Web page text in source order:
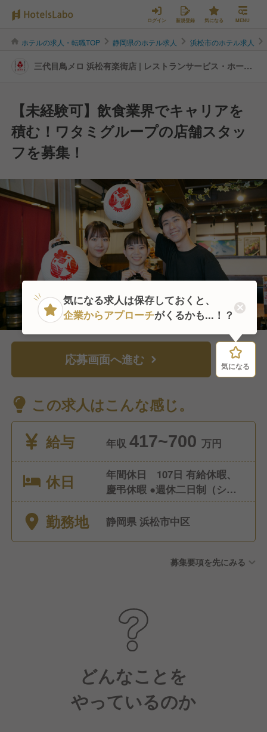
ログイン 新規登録 気になる MENU
ホテルの求人・転職TOP 静岡県のホテル求人 浜松市のホテル求人
三代目鳥メロ 浜松有楽街店 | レストランサービス・ホール
【未経験可】飲食業界でキャリアを
積む！ワタミグループの店舗スタッ
フを募集！
応募画面へ進む 気になる
この求人はこんな感じ。
給与
年収 417~700 万円
休日
年間休日 107日 有給休暇、
慶弔休暇 ●週休二日制（シフ
ト制） ●産前産後休暇（取
得・復帰実績あり） ●育児休
勤務地 静岡県 浜松市中区
募集要項を先にみる
どんなことを
やっているのか
気になる
気になる求人は保存しておくと、
企業からアプローチがくるかも...！？